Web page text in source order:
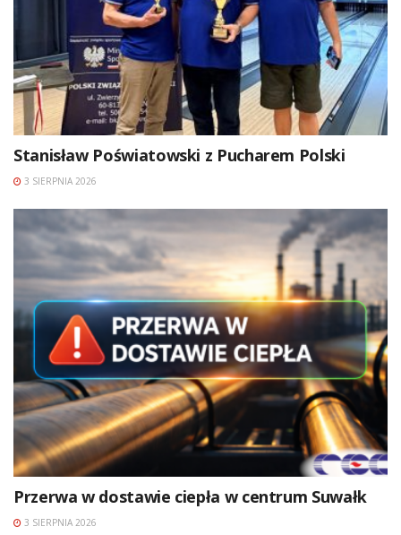
Stanisław Poświatowski z Pucharem Polski
3 SIERPNIA 2026
Przerwa w dostawie ciepła w centrum Suwałk
3 SIERPNIA 2026